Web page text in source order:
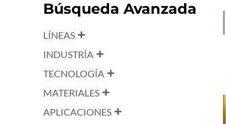
Búsqueda Avanzada
LÍNEAS
INDUSTRÍA
TECNOLOGÍA
MATERIALES
APLICACIONES